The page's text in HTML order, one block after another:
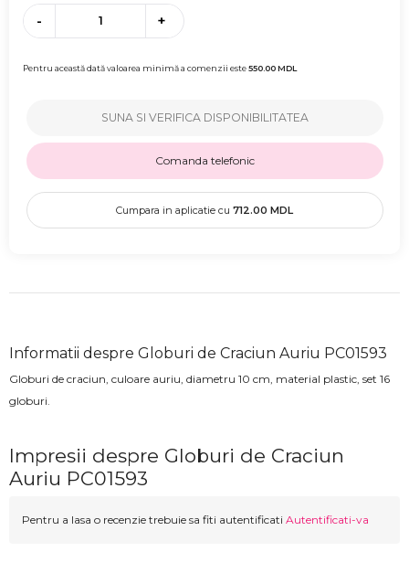
- +
Pentru această dată valoarea minimă a comenzii este550.00MDL
SUNA SI VERIFICA DISPONIBILITATEA
Comanda telefonic
Cumpara in aplicatie cu 712.00 MDL
Informatii despre Globuri de Craciun Auriu PC01593
Globuri de craciun, culoare auriu, diametru 10 cm, material plastic, set 16
globuri.
Impresii despre Globuri de Craciun
Auriu PC01593
Pentru a lasa o recenzie trebuie sa fiti autentificati Autentificati-va